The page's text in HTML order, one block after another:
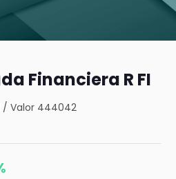
Financiera R FI
/Valor 444042